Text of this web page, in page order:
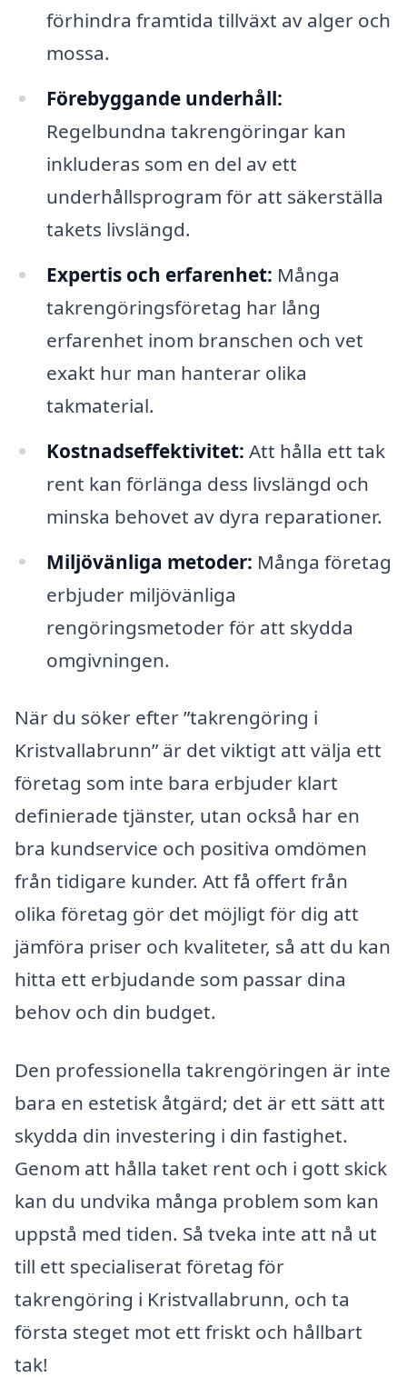
förhindra framtida tillväxt av alger och
mossa.
Förebyggande underhåll:
Regelbundna takrengöringar kan
inkluderas som en del av ett
underhållsprogram för att säkerställa
takets livslängd.
Expertis och erfarenhet: Många
takrengöringsföretag har lång
erfarenhet inom branschen och vet
exakt hur man hanterar olika
takmaterial.
Kostnadseffektivitet: Att hålla ett tak
rent kan förlänga dess livslängd och
minska behovet av dyra reparationer.
Miljövänliga metoder: Många företag
erbjuder miljövänliga
rengöringsmetoder för att skydda
omgivningen.
När du söker efter ”takrengöring i
Kristvallabrunn” är det viktigt att välja ett
företag som inte bara erbjuder klart
definierade tjänster, utan också har en
bra kundservice och positiva omdömen
från tidigare kunder. Att få offert från
olika företag gör det möjligt för dig att
jämföra priser och kvaliteter, så att du kan
hitta ett erbjudande som passar dina
behov och din budget.
Den professionella takrengöringen är inte
bara en estetisk åtgärd; det är ett sätt att
skydda din investering i din fastighet.
Genom att hålla taket rent och i gott skick
kan du undvika många problem som kan
uppstå med tiden. Så tveka inte att nå ut
till ett specialiserat företag för
takrengöring i Kristvallabrunn, och ta
första steget mot ett friskt och hållbart
tak!